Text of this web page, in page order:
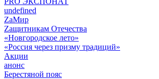
undefined
ZaМир
Zащитникам Отечества
«Новгородское лето»
«Россия через призму традиций»
Акции
анонс
Берестяной пояс